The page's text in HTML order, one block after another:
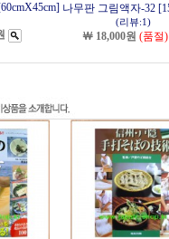
나무판 그림액자-32
(리뷰:1)
￦ 18,000원 (품절)